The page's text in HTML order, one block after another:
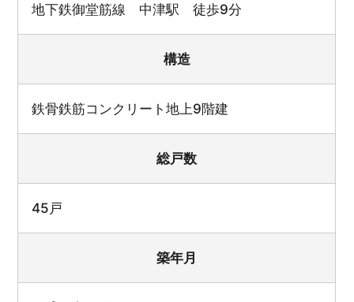
地下鉄御堂筋線 中津駅 徒歩9分
構造
鉄骨鉄筋コンクリート地上9階建
総戸数
45戸
築年月